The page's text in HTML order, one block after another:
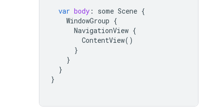
var body : some Scene {
WindowGroup {
NavigationView {
ContentView()
}
}
}
}